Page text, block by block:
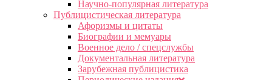
Научно-популярная литература
Публицистическая литература
Афоризмы и цитаты
Биографии и мемуары
Военное дело / спецслужбы
Документальная литература
Зарубежная публицистика